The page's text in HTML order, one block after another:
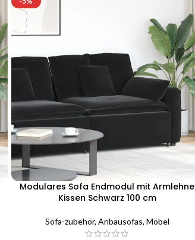
Modulares Sofa Endmodul mit Armlehne
Kissen Schwarz 100 cm
Sofa-zubehör, Anbausofas, Möbel